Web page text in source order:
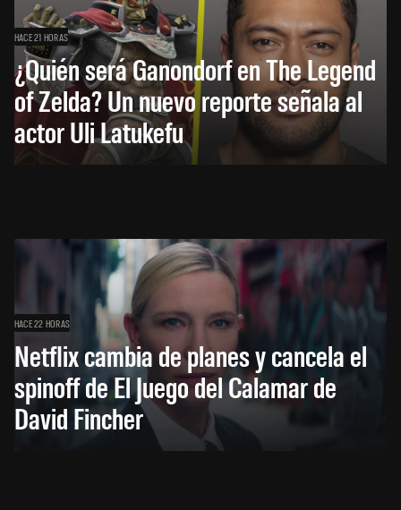
HACE 21 HORAS
¿Quién será Ganondorf en The Legend
of Zelda? Un nuevo reporte señala al
actor Uli Latukefu
HACE 22 HORAS
Netflix cambia de planes y cancela el
spinoff de El Juego del Calamar de
David Fincher